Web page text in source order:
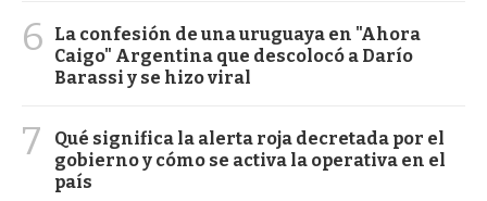
6
La confesión de una uruguaya en "Ahora
Caigo" Argentina que descolocó a Darío
Barassi y se hizo viral
7
Qué significa la alerta roja decretada por el
gobierno y cómo se activa la operativa en el
país